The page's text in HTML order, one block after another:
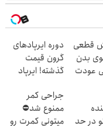
قطعی
بدن
عودت
دوره ایرپاد‌های
گرون قیمت
گذشته! ایرپاد
1,399,000 تومان
در حد
جراحی کمر
ممنوع شد⛔
میتونی کمرت رو